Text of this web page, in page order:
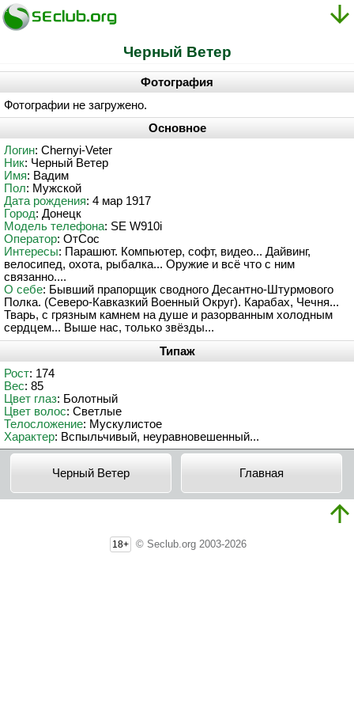
Черный Ветер
Фотография
Фотографии не загружено.
Основное
Логин: Chernyi-Veter
Ник: Черный Ветер
Имя: Вадим
Пол: Мужской
Дата рождения: 4 мар 1917
Город: Донецк
Модель телефона: SE W910i
Оператор: ОтСос
Интересы: Парашют. Компьютер, софт, видео... Дайвинг,
велосипед, охота, рыбалка... Оружие и всё что с ним
связанно....
О себе: Бывший прапорщик сводного Десантно-Штурмового
Полка. (Северо-Кавказкий Военный Округ). Карабах, Чечня...
Тварь, с грязным камнем на душе и разорванным холодным
сердцем... Выше нас, только звёзды...
Типаж
Рост: 174
Вес: 85
Цвет глаз: Болотный
Цвет волос: Светлые
Телосложение: Мускулистое
Характер: Вспыльчивый, неуравновешенный...
Черный Ветер Главная
18+ © Seclub.org 2003-2026